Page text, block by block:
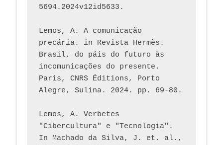
5694.2024v12id5633.
Lemos, A. A comunicação
precária. in Revista Hermès.
Brasil, do páis do futuro às
incomunicações do presente.
Paris, CNRS Éditions, Porto
Lemos, A. Verbetes
"Cibercultura" e "Tecnologia".
In Machado da Silva, J. et. al.,